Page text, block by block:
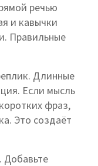
речью
и кавычки
Правильные
Длинные
Если мысль
фраз,
Это создаёт
Добавьте